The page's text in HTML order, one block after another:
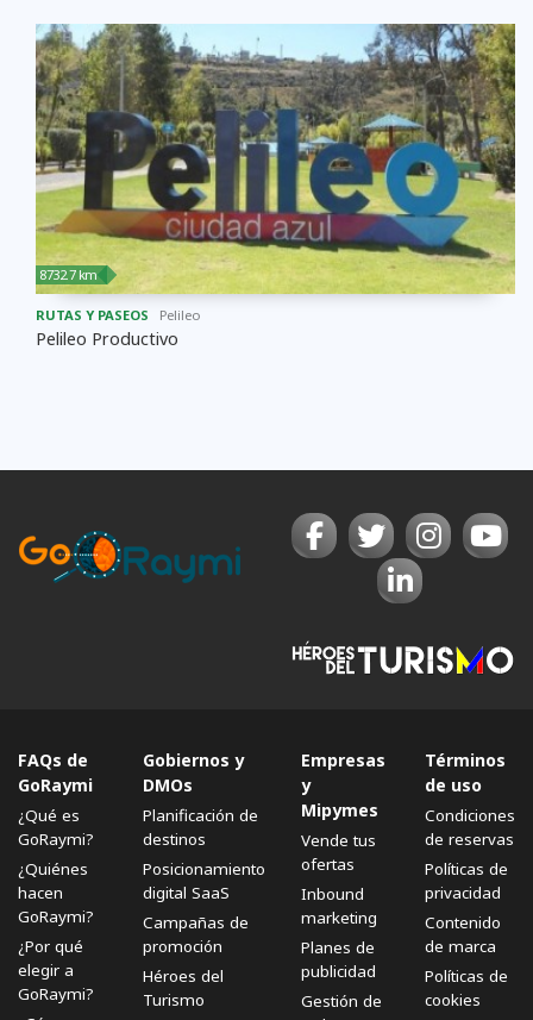
8732.7 km
RUTAS Y PASEOS Pelileo
Pelileo Productivo
FAQs de
GoRaymi
¿Qué es
GoRaymi?
¿Quiénes
hacen
GoRaymi?
¿Por qué
elegir a
GoRaymi?
Gobiernos y
DMOs
Planificación de
destinos
Posicionamiento
digital SaaS
Campañas de
promoción
Héroes del
Turismo
Empresas
y
Mipymes
Vende tus
ofertas
Inbound
marketing
Planes de
publicidad
Gestión de
Términos
de uso
Condiciones
de reservas
Políticas de
privacidad
Contenido
de marca
Políticas de
cookies